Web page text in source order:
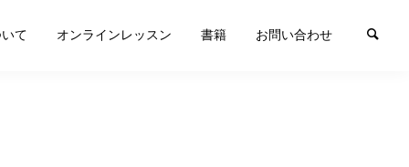
て オンラインレッスン 書籍 お問い合わせ